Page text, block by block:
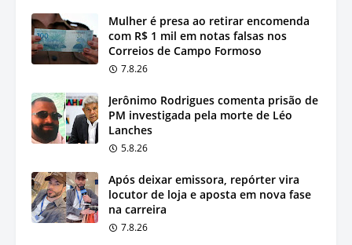
Mulher é presa ao retirar encomenda
com R$ 1 mil em notas falsas nos
Correios de Campo Formoso
7.8.26
Jerônimo Rodrigues comenta prisão de
PM investigada pela morte de Léo
Lanches
5.8.26
Após deixar emissora, repórter vira
locutor de loja e aposta em nova fase
na carreira
7.8.26